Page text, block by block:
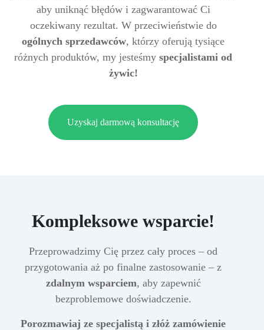
aby uniknąć błędów i zagwarantować Ci
oczekiwany rezultat. W przeciwieństwie do
ogólnych sprzedawców, którzy oferują tysiące
różnych produktów, my jesteśmy specjalistami od
żywic!
Uzyskaj darmową konsultację
Kompleksowe wsparcie!
Przeprowadzimy Cię przez cały proces – od
przygotowania aż po finalne zastosowanie – z
zdalnym wsparciem, aby zapewnić
bezproblemowe doświadczenie.
Porozmawiaj ze specjalistą i złóż zamówienie